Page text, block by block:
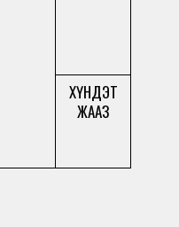
ХҮНДЭТ
ЖААЗ